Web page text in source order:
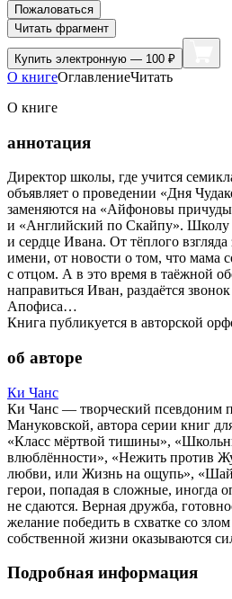
Пожаловаться
Читать фрагмент
Купить электронную — 100 ₽
О книгеОглавлениеЧитать
О книге
аннотация
Директор школы, где учится
объявляет о проведении «Дня
заменяются на «Айфоновы
и «Английский по Скайпу». Школу
и сердце Ивана. От тёплого взгляда
имени, от новости о том, что мама
с отцом. А в это время в таёжной
направиться Иван, раздаётся
Апофиса…
Книга публикуется в авторской
об авторе
Ки Чанс
Ки Чанс — творческий псевдоним
Мануковской, автора серии книг
«Класс мёртвой тишины»,
влюблённости», «Нежить против
любви, или Жизнь на ощупь»,
герои, попадая в сложные, иногда
не сдаются. Верная дружба,
желание победить в схватке со
собственной жизни оказываются
Подробная информация